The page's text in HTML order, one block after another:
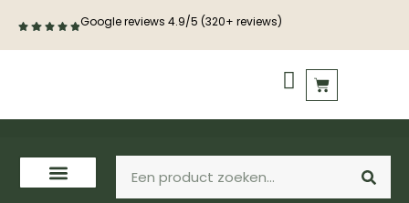
Google reviews 4.9/5 (320+ reviews)